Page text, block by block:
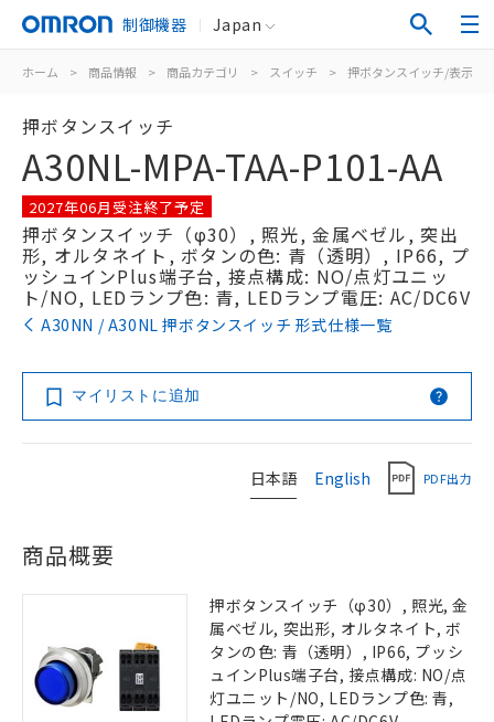
制御機器 Japan
ホーム > 商品情報 > 商品カテゴリ > スイッチ > 押ボタンスイッチ/表示灯
押ボタンスイッチ
A30NL-MPA-TAA-P101-AA
2027年06月受注終了予定
押ボタンスイッチ（φ30）, 照光, 金属ベゼル, 突出
形, オルタネイト, ボタンの色: 青（透明）, IP66, プ
ッシュインPlus端子台, 接点構成: NO/点灯ユニッ
ト/NO, LEDランプ色: 青, LEDランプ電圧: AC/DC6V
A30NN / A30NL 押ボタンスイッチ 形式仕様一覧
マイリストに追加
日本語 English PDF出力
商品概要
押ボタンスイッチ（φ30）, 照光, 金
属ベゼル, 突出形, オルタネイト, ボ
タンの色: 青（透明）, IP66, プッシ
ュインPlus端子台, 接点構成: NO/点
灯ユニット/NO, LEDランプ色: 青,